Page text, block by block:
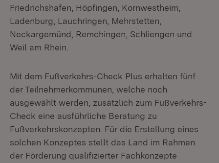
Friedrichshafen, Höpfingen, Kornwestheim,
Ladenburg, Lauchringen, Mehrstetten,
Neckargemünd, Remchingen, Schliengen und
Weil am Rhein.
Mit dem Fußverkehrs-Check Plus erhalten fünf
der Teilnehmerkommunen, welche noch
ausgewählt werden, zusätzlich zum Fußverkehrs-
Check eine ausführliche Beratung zu
Fußverkehrskonzepten. Für die Erstellung eines
solchen Konzeptes stellt das Land im Rahmen
der Förderung qualifizierter Fachkonzepte